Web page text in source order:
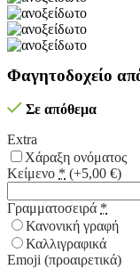
Φαγητοδοχείο
Σε απόθεμα
Extra
Χάραξη ονόματος
Κείμενο * (+5,00 €)
Γραμματοσειρά *
Κανονική γραφή
Καλλιγραφικά
Emoji (προαιρετικά)